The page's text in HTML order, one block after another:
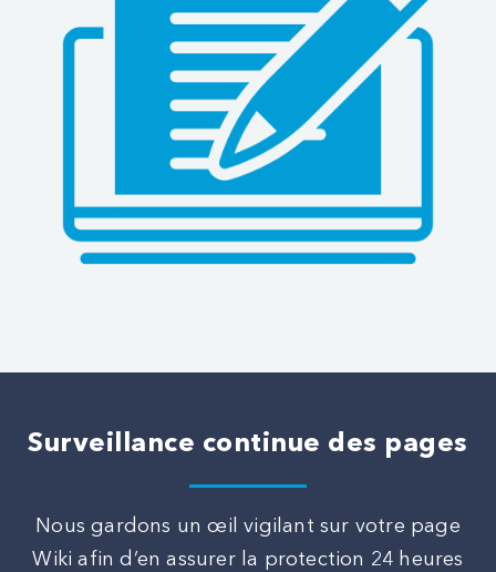
Surveillance continue des pages
Nous gardons un œil vigilant sur votre page
Wiki afin d’en assurer la protection 24 heures